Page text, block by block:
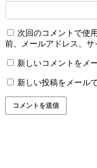
次回のコメントで使
前、メールアドレス、サ
新しいコメントをメ
新しい投稿をメール